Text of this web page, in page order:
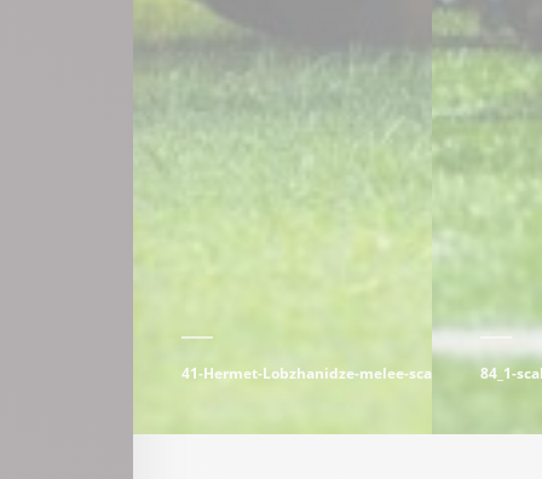
41-Hermet-Lobzhanidze-melee-scaled 84_1-